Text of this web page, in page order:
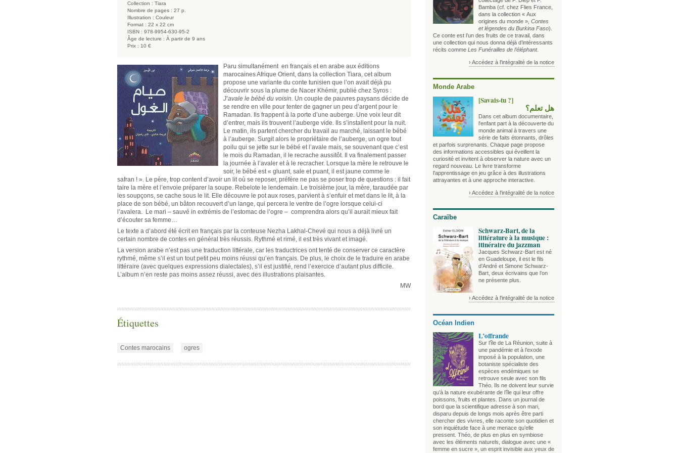
Collection : Tiara
Nombre de pages : 27 p.
Illustration : Couleur
Format : 22 x 22 cm
ISBN : 978-9954-630-95-2
Âge de lecture : À partir de 9 ans
Prix : 10 €
Paru simultanément en français et en arabe aux éditions
marocaines Afrique Orient, dans la collection Tiara, cet album
propose une variante du conte tunisien que l’on avait déjà pu
découvrir sous la plume de Nacer Khémir, publié chez Syros :
J’avale le bébé du voisin . Un couple de pauvres paysans décide de
se rendre en ville pour tenter de gagner un peu d’argent pour le
Ramadan. Ils frappent à la porte d’une auberge. Une voix leur dit
d’entrer, mais ils trouvent l’auberge vide. Ils s’installent pour la nuit.
Le matin, ils partent chercher du travail au marché, laissant le bébé
à l’auberge. Surgit alors le propriétaire de l’auberge, un ogre tout
poilu qui se jette sur le bébé et l’avale mais, se souvenant que c’est
le mois du Ramadan, il le recrache aussitôt. Il va finalement passer
la journée à l’avaler et à le recracher. Lorsque la mère le retrouve le
soir, le bébé est « gluant, sale et puant, il est jaune comme le
safran ! ». Le père, trop content d’avoir un lit où se reposer, préfère ne pas se poser trop de questions : il fait
taire la mère et l’envoie préparer la soupe. Rebelote le lendemain. Le troisième jour, la mère, taraudée par
les soupçons, se cache sous le lit. Elle découvre le pot aux roses, parvient à s’enfuir et met dans le lit, à la
place de son bébé, un bâton recouvert d’un lange, qui percera le ventre de l’ogre lorsque celui-ci
l’avalera. Le mari – sauvé in extrémis de l’estomac de l’ogre – comprendra alors qu’il aurait mieux fait
d’écouter sa femme…
Le texte a d’abord été écrit en français par la conteuse Nezha Lakhal-Chevé qui nous a déjà livré un
certain nombre de contes en général très réussis. Rythmé et rimé, il est très vivant et imagé.
La version arabe n’est pas une traduction littérale, car les traductrices ont tenté de conserver ce caractère
rythmé, même s’il est un tout petit peu moins réussi qu’en français. De plus, le choix de le traduire en arabe
littéraire (avec quelques expressions dialectales), s’il est justifié, rend l’exercice d’autant plus difficile.
L’album n’en reste pas moins assez réussi, avec des illustrations plaisantes.
MW
Étiquettes
Contes marocains ogres
Bamba (cf. chez Flies France,
dans la collection « Aux
origines du monde », Contes
et légendes du Burkina Faso).
Ce conte est l’un des fruits de ce travail, dans
une collection qui nous donna déjà d’intéressants
récits comme Les Funérailles de l’éléphant.
› Accédez à l'intégralité de la notice
Monde Arabe
[Savais-tu ?]
هل تعلم؟
Dans cet album documentaire,
l'enfant part à la découverte du
monde animal à travers une
série de faits étonnants, drôles
et parfois surprenants. Chaque page propose
des informations accessibles qui éveillent la
curiosité et invitent à observer la nature avec un
regard nouveau. Le livre transforme
l'apprentissage en jeu grâce à des illustrations
attrayantes et à une approche interactive.
› Accédez à l'intégralité de la notice
Caraïbe
Schwarz-Bart, de la
littérature à la musique :
itinéraire du jazzman
Jacques Schwarz-Bart est né
en Guadeloupe, il est le fils
d’André et Simone Schwarz-
Bart, deux écrivains que l’on
ne présente plus.
› Accédez à l'intégralité de la notice
Océan Indien
L’offrande
Sur l’île de La Réunion, suite à
une pandémie et à l’exode
imposé à la population, une
botaniste spécialiste des
espèces endémiques se
retrouve seule avec son fils
Théo. Ils ne doivent leur survie
qu’à la nature exubérante de l’île qui leur offre
poissons, fruits et plantes. Dans un journal de
bord que la scientifique adresse à son mari,
disparu depuis de longs mois après être parti
chercher des vivres, elle raconte son quotidien et
son inquiétude face à une menace qu’elle
pressent. Théo, de plus en plus en symbiose
avec les éléments naturels, dialogue avec une «
femme en sucre », un esprit invisible aux yeux de